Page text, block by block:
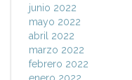
junio 2022
mayo 2022
abril 2022
marzo 2022
febrero 2022